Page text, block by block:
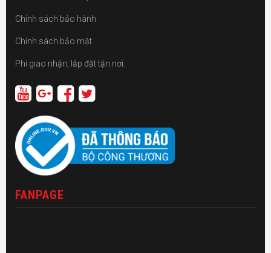
Chính sách bảo hành
Chính sách bảo mật
Phí giao nhận, lắp đặt tận nơi.
FANPAGE